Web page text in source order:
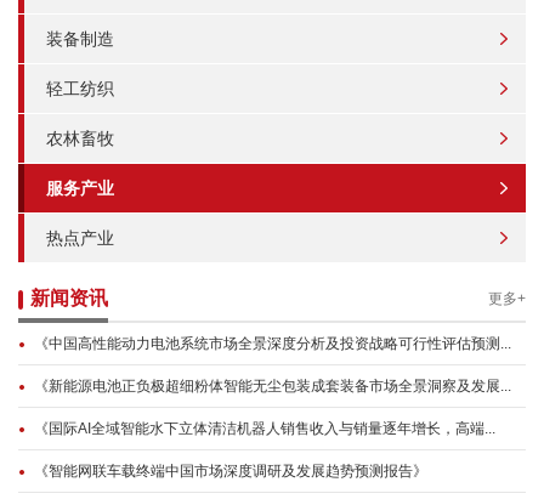
装备制造
轻工纺织
农林畜牧
服务产业
热点产业
新闻资讯 更多+
《中国高性能动力电池系统市场全景深度分析及投资战略可行性评估预测...
《新能源电池正负极超细粉体智能无尘包装成套装备市场全景洞察及发展...
《国际AI全域智能水下立体清洁机器人销售收入与销量逐年增长，高端...
《智能网联车载终端中国市场深度调研及发展趋势预测报告》